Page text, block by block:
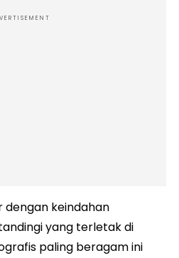
dengan keindahan
yang terletak di
paling beragam ini